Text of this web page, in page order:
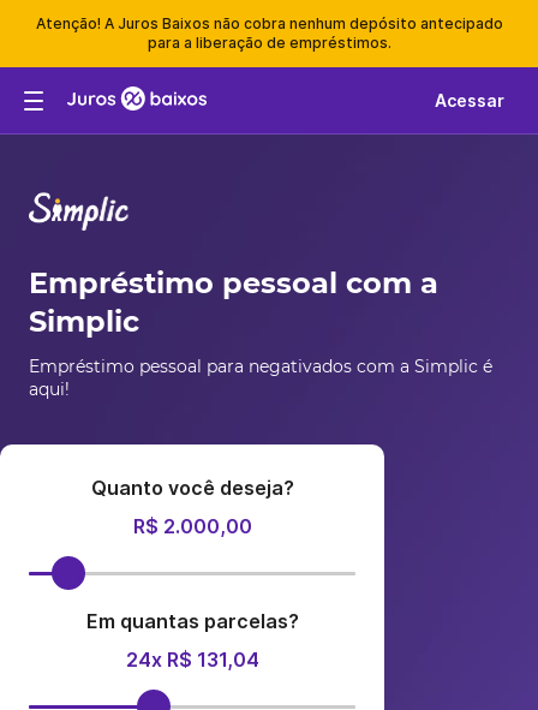
Atenção! A Juros Baixos não cobra nenhum depósito antecipado
para a liberação de empréstimos.
Acessar
Empréstimo pessoal com a
Simplic
Empréstimo pessoal para negativados com a Simplic é
aqui!
Quanto você deseja?
R$ 2.000,00
Em quantas parcelas?
24x R$ 131,04